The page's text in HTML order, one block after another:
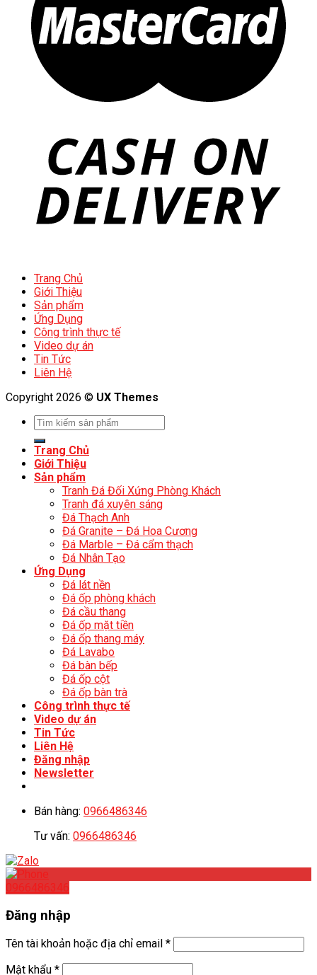
Trang Chủ
Giới Thiệu
Sản phẩm
Ứng Dụng
Công trình thực tế
Video dự án
Tin Tức
Liên Hệ
Copyright 2026 © UX Themes
Trang Chủ
Giới Thiệu
Sản phẩm
Tranh Đá Đối Xứng Phòng Khách
Tranh đá xuyên sáng
Đá Thạch Anh
Đá Granite – Đá Hoa Cương
Đá Marble – Đá cẩm thạch
Đá Nhân Tạo
Ứng Dụng
Đá lát nền
Đá ốp phòng khách
Đá cầu thang
Đá ốp mặt tiền
Đá ốp thang máy
Đá Lavabo
Đá bàn bếp
Đá ốp cột
Đá ốp bàn trà
Công trình thực tế
Video dự án
Tin Tức
Liên Hệ
Đăng nhập
Newsletter
Bán hàng: 0966486346
Tư vấn: 0966486346
0966486346
Đăng nhập
Tên tài khoản hoặc địa chỉ email *
Mật khẩu *